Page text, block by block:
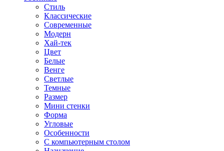
Стиль
Классические
Современные
Модерн
Хай-тек
Цвет
Белые
Венге
Светлые
Темные
Размер
Мини стенки
Форма
Угловые
Особенности
С компьютерным столом